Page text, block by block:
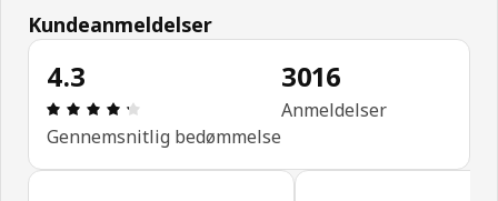
Kundeanmeldelser
4.3
Anmeldelse: 4.3 Ud af 5 Stjerner. Anmeldelser i
Gennemsnitlig bedømmelse
3016
Anmeldelser
Spring kundeanmeldelser over